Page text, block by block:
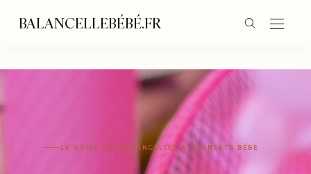
BALANCELLEBÉBÉ.FR
LE GUIDE DES BALANCELLES & TRANSATS BÉBÉ